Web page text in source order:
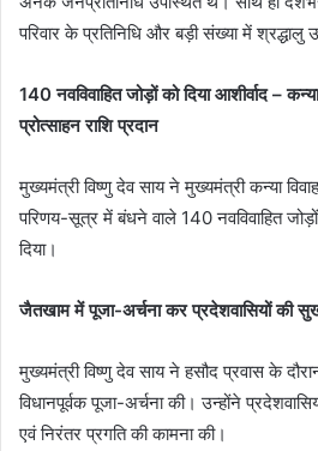
परिवार के प्रतिनिधि और बड़ी संख्या में श्रद्धालु
140 नवविवाहित जोड़ों को दिया आशीर्वाद –
प्रोत्साहन राशि प्रदान
मुख्यमंत्री विष्णु देव साय ने मुख्यमंत्री कन्या
परिणय-सूत्र में बंधने वाले 140 नवविवाहित
दिया।
जैतखाम में पूजा-अर्चना कर प्रदेशवासियों की
मुख्यमंत्री विष्णु देव साय ने हसौद प्रवास के
विधानपूर्वक पूजा-अर्चना की। उन्होंने
एवं निरंतर प्रगति की कामना की।